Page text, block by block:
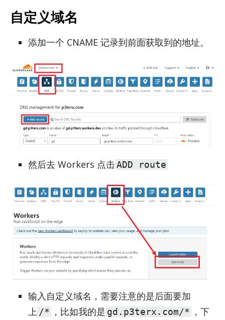
自定义域名
添加一个 CNAME 记录到前面获取到的地址。
然后去 Workers 点击ADD route
输入自定义域名，需要注意的是后面要加
上 /* ，比如我的是 gd.p3terx.com/* ，下